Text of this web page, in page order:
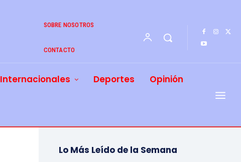
SOBRE NOSOTROS
CONTACTO
Internacionales Deportes Opinión
Lo Más Leído de la Semana